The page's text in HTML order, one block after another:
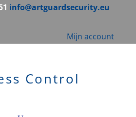
info@artguardsecurity.eu
Mijn account
Control